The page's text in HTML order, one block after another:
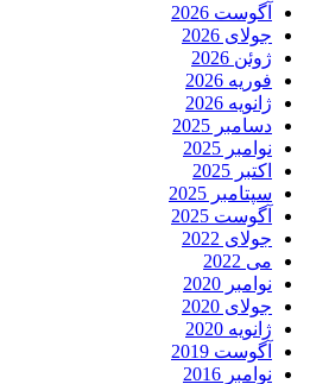
آگوست 2026
جولای 2026
ژوئن 2026
فوریه 2026
ژانویه 2026
دسامبر 2025
نوامبر 2025
اکتبر 2025
سپتامبر 2025
آگوست 2025
جولای 2022
می 2022
نوامبر 2020
جولای 2020
ژانویه 2020
آگوست 2019
نوامبر 2016